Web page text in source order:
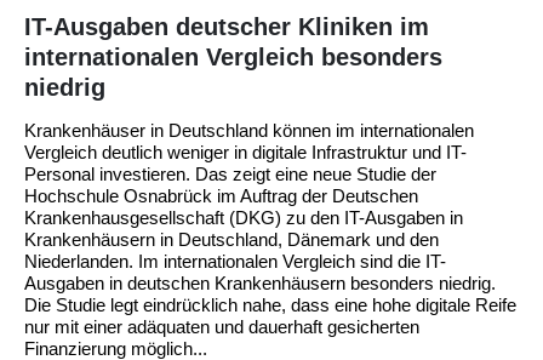
IT-Ausgaben deutscher Kliniken im
internationalen Vergleich besonders
niedrig
Krankenhäuser in Deutschland können im internationalen
Vergleich deutlich weniger in digitale Infrastruktur und IT-
Personal investieren. Das zeigt eine neue Studie der
Hochschule Osnabrück im Auftrag der Deutschen
Krankenhausgesellschaft (DKG) zu den IT-Ausgaben in
Krankenhäusern in Deutschland, Dänemark und den
Niederlanden. Im internationalen Vergleich sind die IT-
Ausgaben in deutschen Krankenhäusern besonders niedrig.
Die Studie legt eindrücklich nahe, dass eine hohe digitale Reife
nur mit einer adäquaten und dauerhaft gesicherten
Finanzierung möglich...